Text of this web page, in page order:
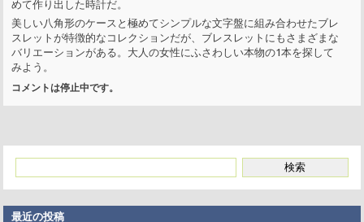
めて作り出した時計だ。
美しい八角形のケースと極めてシンプルな文字盤に組み合わせたブレ
スレットが特徴的なコレクションだが、ブレスレットにもさまざまな
バリエーションがある。大人の女性にふさわしい本物の1本を探して
みよう。
コメントは停止中です。
最近の投稿